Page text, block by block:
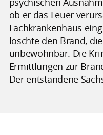
ob er das Feuer
Fachkrankenhaus
löschte den Brand,
unbewohnbar. Die
Ermittlungen zur
Der entstandene